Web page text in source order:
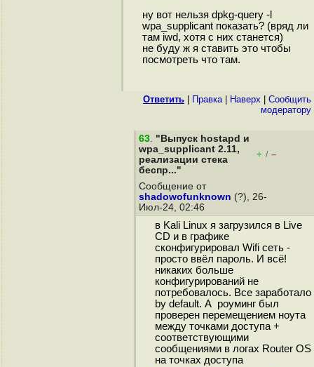
ну вот нельзя dpkg-query -l
wpa_supplicant показать? (вряд ли
там iwd, хотя с них станется)
не буду ж я ставить это чтобы
посмотреть что там.
Ответить Правка| Наверх
Cообщить
модератору
63. "Выпуск hostapd и
wpa_supplicant 2.11,
реализации стека
беспр..."
+ / –
Сообщение от
shadowofunknown (?), 26-
Июл-24, 02:46
в Kali Linux я загрузился в Live
CD и в графике
сконфигурировал Wifi сеть -
просто ввёл пароль. И всё!
никаких больше
конфигурирований не
потребовалось. Все заработало
by default. А роуминг был
проверен перемещением ноута
между точками доступа +
соответствующими
сообщениями в логах Router OS
на точках доступа